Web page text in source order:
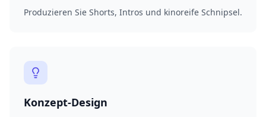
Produzieren Sie Shorts, Intros und kinoreife Schnipsel.
Konzept-Design